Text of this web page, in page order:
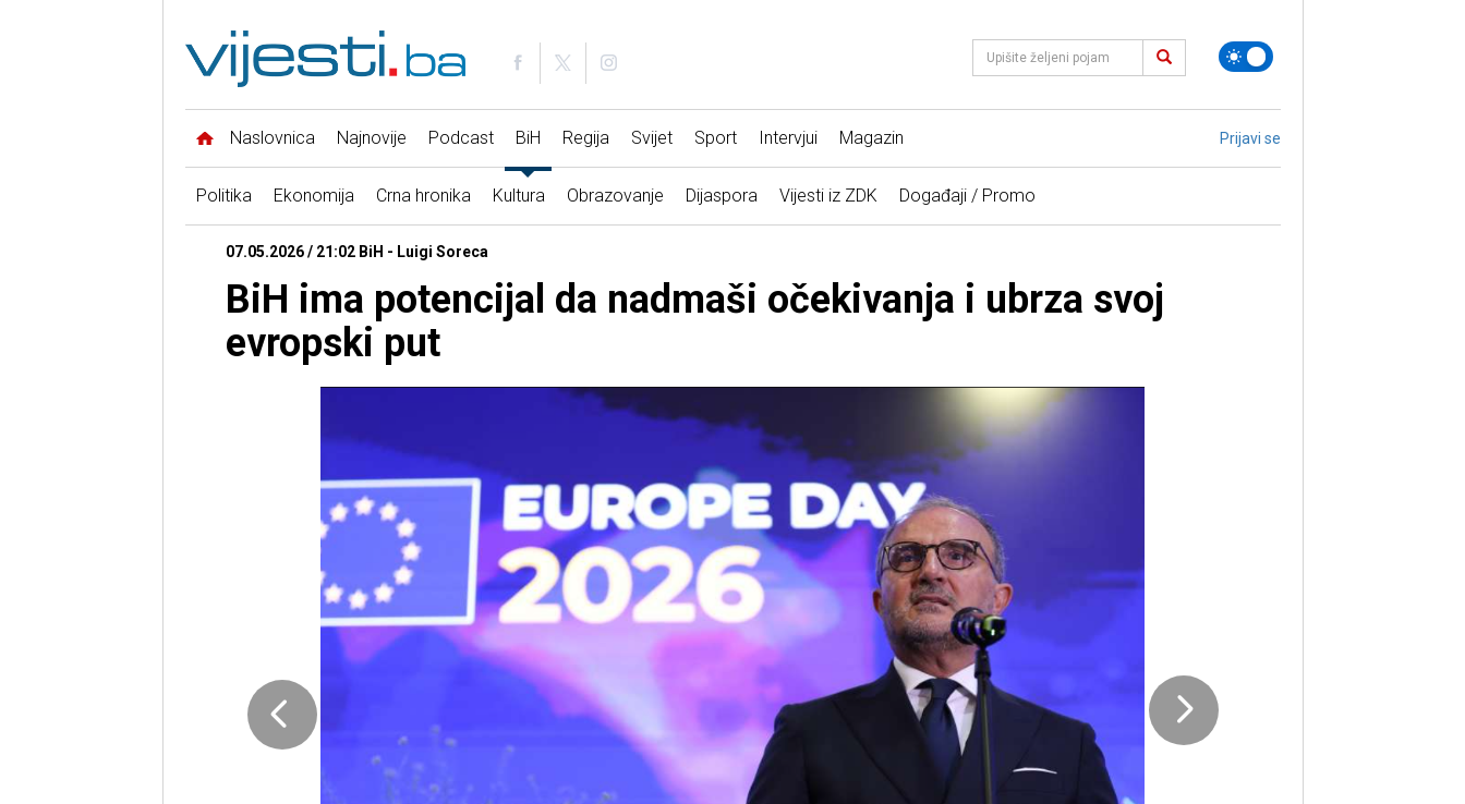
Naslovnica Najnovije Podcast BiH Regija Svijet Sport Intervjui Magazin Prijavi se
Politika Ekonomija Crna hronika Kultura Obrazovanje Dijaspora Vijesti iz ZDK Događaji / Promo
07.05.2026 / 21:02 BiH - Luigi Soreca
BiH ima potencijal da nadmaši očekivanja i ubrza svoj
evropski put